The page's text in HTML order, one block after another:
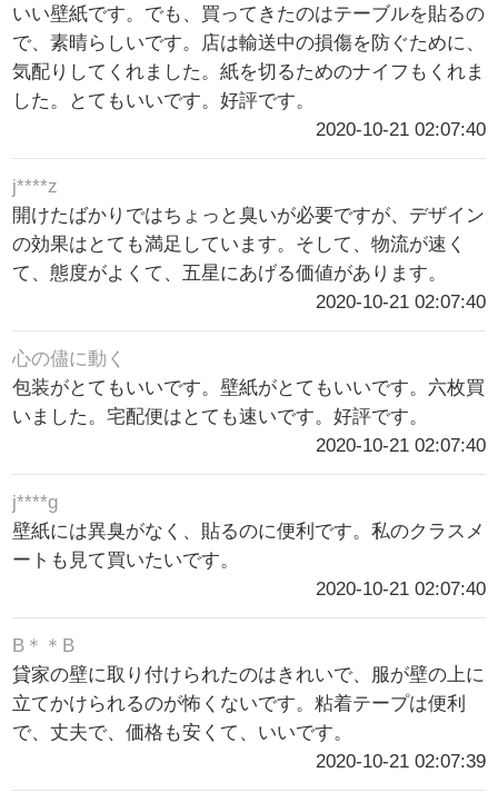
いい壁紙です。でも、買ってきたのはテーブルを貼るの
で、素晴らしいです。店は輸送中の損傷を防ぐために、
気配りしてくれました。紙を切るためのナイフもくれま
した。とてもいいです。好評です。
2020-10-21 02:07:40
j****z
開けたばかりではちょっと臭いが必要ですが、デザイン
の効果はとても満足しています。そして、物流が速く
て、態度がよくて、五星にあげる価値があります。
2020-10-21 02:07:40
心の儘に動く
包装がとてもいいです。壁紙がとてもいいです。六枚買
いました。宅配便はとても速いです。好評です。
2020-10-21 02:07:40
j****g
壁紙には異臭がなく、貼るのに便利です。私のクラスメ
ートも見て買いたいです。
2020-10-21 02:07:40
B＊＊B
貸家の壁に取り付けられたのはきれいで、服が壁の上に
立てかけられるのが怖くないです。粘着テープは便利
で、丈夫で、価格も安くて、いいです。
2020-10-21 02:07:39